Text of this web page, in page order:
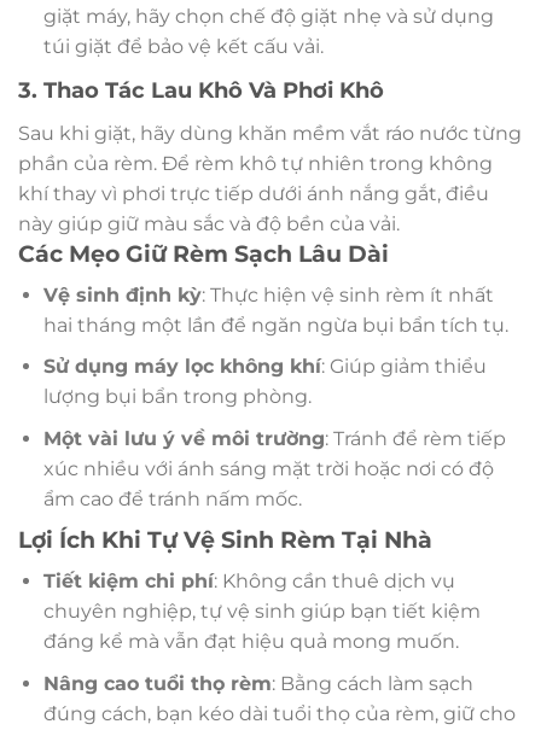
giặt máy, hãy chọn chế độ giặt nhẹ và sử dụng
túi giặt để bảo vệ kết cấu vải.
3. Thao Tác Lau Khô Và Phơi Khô
Sau khi giặt, hãy dùng khăn mềm vắt ráo nước từng
phần của rèm. Để rèm khô tự nhiên trong không
khí thay vì phơi trực tiếp dưới ánh nắng gắt, điều
này giúp giữ màu sắc và độ bền của vải.
Các Mẹo Giữ Rèm Sạch Lâu Dài
Vệ sinh định kỳ: Thực hiện vệ sinh rèm ít nhất
hai tháng một lần để ngăn ngừa bụi bẩn tích tụ.
Sử dụng máy lọc không khí: Giúp giảm thiểu
lượng bụi bẩn trong phòng.
Một vài lưu ý về môi trường: Tránh để rèm tiếp
xúc nhiều với ánh sáng mặt trời hoặc nơi có độ
ẩm cao để tránh nấm mốc.
Lợi Ích Khi Tự Vệ Sinh Rèm Tại Nhà
Tiết kiệm chi phí: Không cần thuê dịch vụ
chuyên nghiệp, tự vệ sinh giúp bạn tiết kiệm
đáng kể mà vẫn đạt hiệu quả mong muốn.
Nâng cao tuổi thọ rèm: Bằng cách làm sạch
đúng cách, bạn kéo dài tuổi thọ của rèm, giữ cho